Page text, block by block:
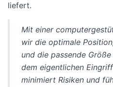
liefert.
Mit einer
wir die optimale
und die passende
dem eigentlichen
minimiert Risiken und